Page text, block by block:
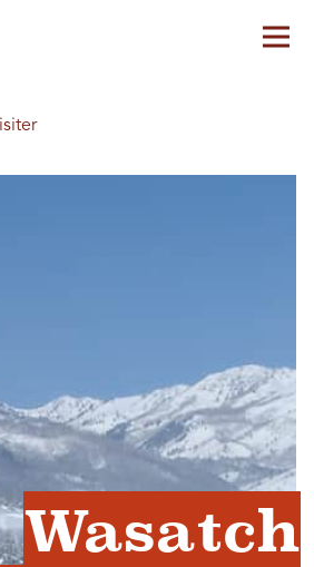
Wasatch